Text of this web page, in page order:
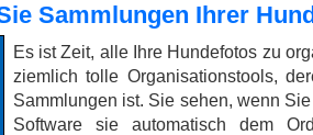
Sammlungen Ihrer
Es ist Zeit, alle Ihre Hundefotos zu
ziemlich tolle Organisationstools,
Sammlungen ist. Sie sehen, wenn
Software sie automatisch dem